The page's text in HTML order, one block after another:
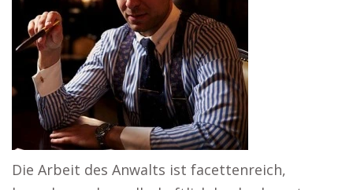
Die Arbeit des Anwalts ist facettenreich,